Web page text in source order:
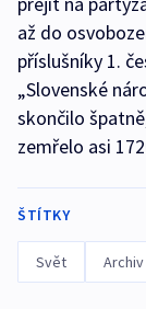
až do
příslušníky 1.
„Slovenské
skončilo
zemřelo asi
ŠTÍTKY
Svět Archiv